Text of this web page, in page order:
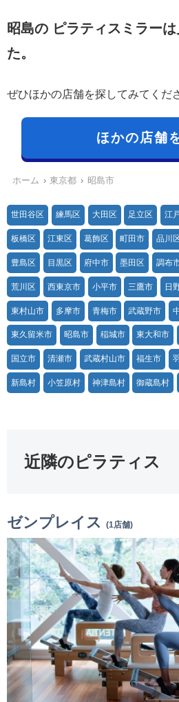
昭島の ピラティスミラー
た。
ぜひほかの店舗を探してみてくだ
ほかの店舗
ホーム 東京都 昭島市
世田谷区 練馬区 大田区 足立区 江
板橋区 江東区 葛飾区 町田市 品川
豊島区 目黒区 府中市 墨田区 調布
荒川区 西東京市 小平市 三鷹市 日
東村山市 多摩市 青梅市 武蔵野市
東久留米市 昭島市 稲城市 東大和市
国立市 清瀬市 武蔵村山市 福生市
新島村 小笠原村 神津島村 御蔵島村
近隣のピラティス
ゼンプレイス (1店舗)